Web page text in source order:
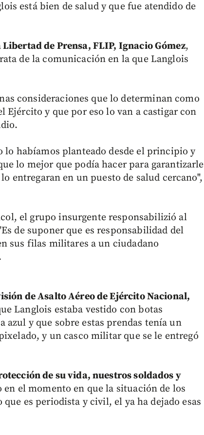
está bien de salud y que fue atendido de
de Prensa, FLIP, Ignacio Gómez,
de la comunicación en la que Langlois
consideraciones que lo determinan como
Ejército y que por eso lo van a castigar con
lo habíamos planteado desde el principio y
lo mejor que podía hacer para garantizarle
entregaran en un puesto de salud cercano",
el grupo insurgente responsabilizió al
de suponer que es responsabilidad del
sus filas militares a un ciudadano
de Asalto Aéreo de Ejército Nacional,
Langlois estaba vestido con botas
azul y que sobre estas prendas tenía un
y un casco militar que se le entregó
de su vida, nuestros soldados y
en el momento en que la situación de los
es periodista y civil, el ya ha dejado esas